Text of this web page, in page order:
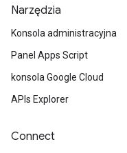
Narzędzia
Konsola administracyjna
Panel Apps Script
konsola Google Cloud
APIs Explorer
Connect